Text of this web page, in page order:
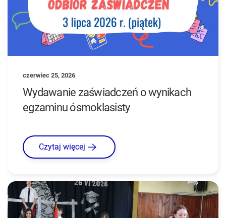
czerwiec 25, 2026
Wydawanie zaświadczeń o wynikach
egzaminu ósmoklasisty
Czytaj więcej